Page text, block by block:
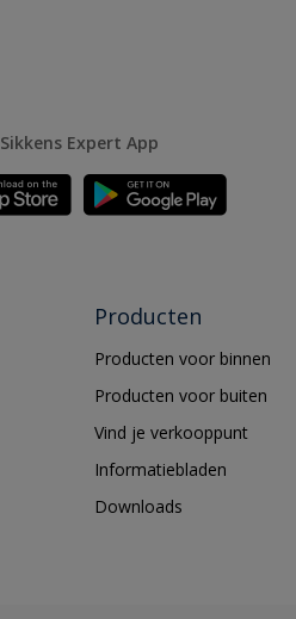
Sikkens Expert App
Producten
Producten voor binnen
Producten voor buiten
Vind je verkooppunt
Informatiebladen
Downloads